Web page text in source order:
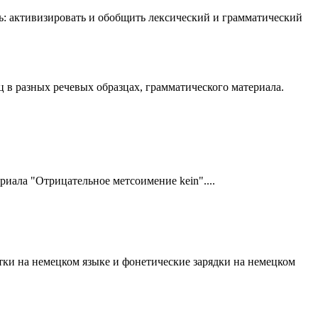
и обобщить лексический и грамматический
разных речевых образцах, грамматического материала.
"Отрицательное метсоимение kein"....
на немецком языке и фонетические зарядки на немецком